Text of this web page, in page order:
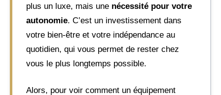
plus un luxe, mais une nécessité pour votre
autonomie. C’est un investissement dans
votre bien-être et votre indépendance au
quotidien, qui vous permet de rester chez
vous le plus longtemps possible.
Alors, pour voir comment un équipement